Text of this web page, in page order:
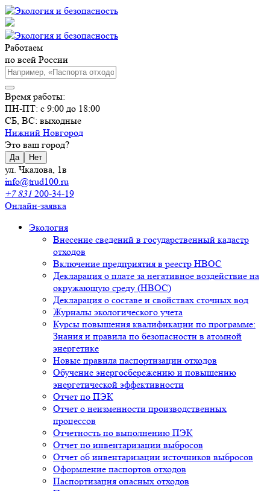
Работаем
по всей России
Время работы:
ПН-ПТ: с 9:00 до 18:00
СБ, ВС: выходные
Нижний Новгород
Это ваш город?
Да Нет
ул. Чкалова, 1в
info@trud100.ru
+7 831 200-34-19
Онлайн-заявка
Экология
Внесение сведений в государственный кадастр
отходов
Включение предприятия в реестр НВОС
Декларация о плате за негативное воздействие на
окружающую среду (НВОС)
Декларация о составе и свойствах сточных вод
Журналы экологического учета
Курсы повышения квалификации по программе:
Знания и правила по безопасности в атомной
энергетике
Новые правила паспортизации отходов
Обучение энергосбережению и повышению
энергетической эффективности
Отчет по ПЭК
Отчет о неизменности производственных
процессов
Отчетность по выполнению ПЭК
Отчет по инвентаризации выбросов
Отчет об инвентаризации источников выбросов
Оформление паспортов отходов
Паспортизация опасных отходов